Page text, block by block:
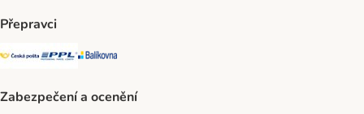
Přepravci
Česká pošta Shipping Method
PPL Shipping Method
Balíkovna Shipping Method
Zabezpečení a ocenění